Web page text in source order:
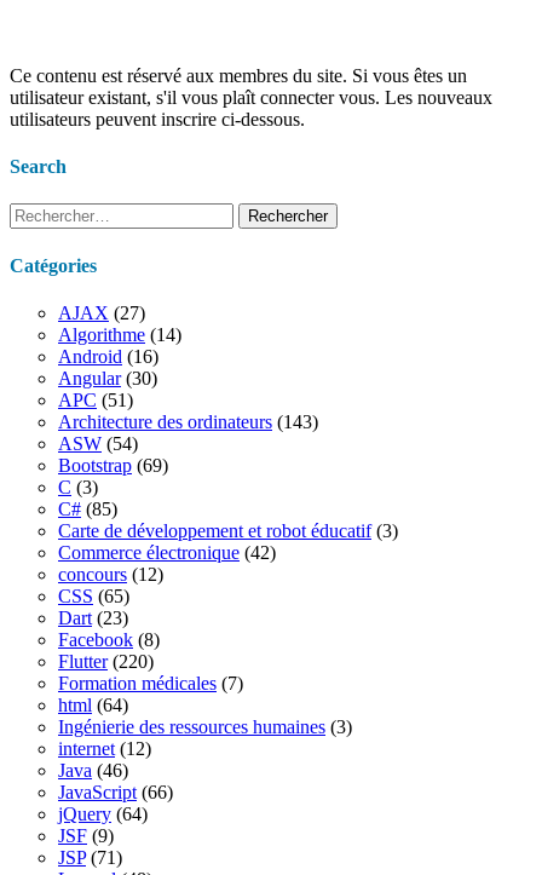
Ce contenu est réservé aux membres du site. Si vous êtes un
utilisateur existant, s'il vous plaît connecter vous. Les nouveaux
utilisateurs peuvent inscrire ci-dessous.
Search
Rechercher :
Catégories
AJAX (27)
Algorithme (14)
Android (16)
Angular(30)
APC (51)
Architecture des ordinateurs (143)
ASW (54)
Bootstrap (69)
C (3)
C# (85)
Carte de développement et robot éducatif(3)
Commerce électronique (42)
concours (12)
CSS (65)
Dart (23)
Facebook (8)
Flutter(220)
Formation médicales (7)
html (64)
Ingénierie des ressources humaines (3)
internet (12)
Java (46)
JavaScript (66)
jQuery (64)
JSF (9)
JSP(71)